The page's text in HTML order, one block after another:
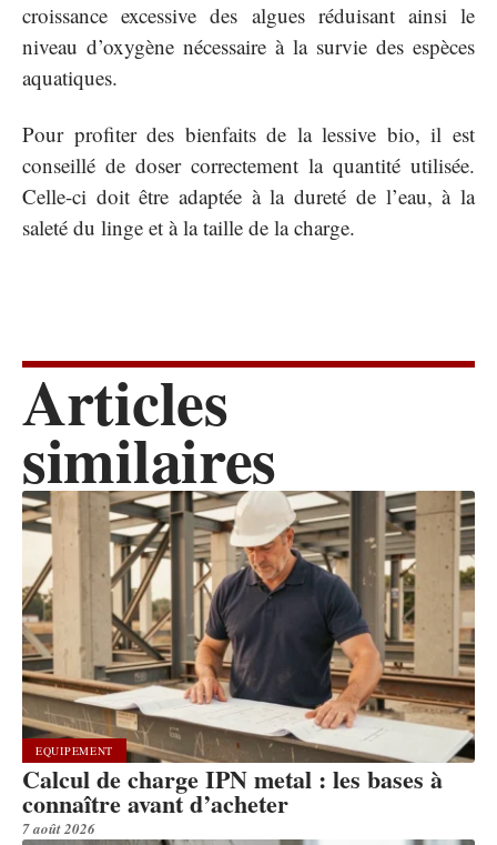
croissance excessive des algues réduisant ainsi le
niveau d’oxygène nécessaire à la survie des espèces
aquatiques.
Pour profiter des bienfaits de la lessive bio, il est
conseillé de doser correctement la quantité utilisée.
Celle-ci doit être adaptée à la dureté de l’eau, à la
saleté du linge et à la taille de la charge.
Articles
similaires
EQUIPEMENT
Calcul de charge IPN metal : les bases à
connaître avant d’acheter
7 août 2026